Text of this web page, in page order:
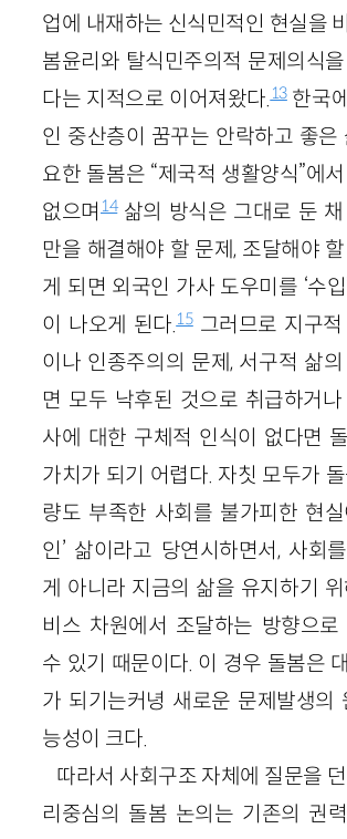
업에 내재하는 신식민적인 현실을
봄윤리와 탈식민주의적 문제의식
다는 지적으로 이어져왔다.13한국
인 중산층이 꿈꾸는 안락하고 좋은
요한 돌봄은 “제국적 생활양식”에
없으며14삶의 방식은 그대로 둔 채
만을 해결해야 할 문제, 조달해야
게 되면 외국인 가사 도우미를 ‘수
이 나오게 된다.15그러므로 지구적
이나 인종주의의 문제, 서구적 삶
면 모두 낙후된 것으로 취급하거
사에 대한 구체적 인식이 없다면
가치가 되기 어렵다. 자칫 모두가
량도 부족한 사회를 불가피한 현실
인’ 삶이라고 당연시하면서, 사회
게 아니라 지금의 삶을 유지하기
비스 차원에서 조달하는 방향으
수 있기 때문이다. 이 경우 돌봄은
가 되기는커녕 새로운 문제발생의
능성이 크다.
따라서 사회구조 자체에 질문을
리중심의 돌봄 논의는 기존의 권